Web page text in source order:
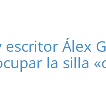
escritor Álex
la silla